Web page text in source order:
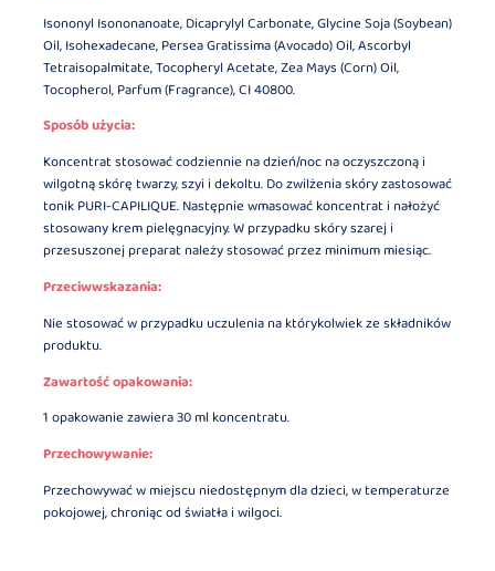
Isononyl Isononanoate, Dicaprylyl Carbonate, Glycine Soja (Soybean)
Oil, Isohexadecane, Persea Gratissima (Avocado) Oil, Ascorbyl
Tetraisopalmitate, Tocopheryl Acetate, Zea Mays (Corn) Oil,
Tocopherol, Parfum (Fragrance), CI 40800.
Sposób użycia:
Koncentrat stosować codziennie na dzień/noc na oczyszczoną i
wilgotną skórę twarzy, szyi i dekoltu. Do zwilżenia skóry zastosować
tonik PURI-CAPILIQUE. Następnie wmasować koncentrat i nałożyć
stosowany krem pielęgnacyjny. W przypadku skóry szarej i
przesuszonej preparat należy stosować przez minimum miesiąc.
Przeciwwskazania:
Nie stosować w przypadku uczulenia na którykolwiek ze składników
produktu.
Zawartość opakowania:
1 opakowanie zawiera 30 ml koncentratu.
Przechowywanie:
Przechowywać w miejscu niedostępnym dla dzieci, w temperaturze
pokojowej, chroniąc od światła i wilgoci.